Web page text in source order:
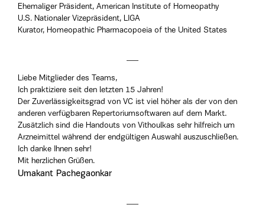
Ehemaliger Präsident, American Institute of Homeopathy
U.S. Nationaler Vizepräsident, LIGA
Kurator, Homeopathic Pharmacopoeia of the United States
Liebe Mitglieder des Teams,
Ich praktiziere seit den letzten 15 Jahren!
Der Zuverlässigkeitsgrad von VC ist viel höher als der von den
anderen verfügbaren Repertoriumsoftwaren auf dem Markt.
Zusätzlich sind die Handouts von Vithoulkas sehr hilfreich um
Arzneimittel während der endgültigen Auswahl auszuschließen.
Ich danke Ihnen sehr!
Mit herzlichen Grüßen.
Umakant Pachegaonkar